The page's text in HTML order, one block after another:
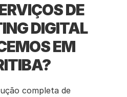
DE
DIGITAL
EM
completa de